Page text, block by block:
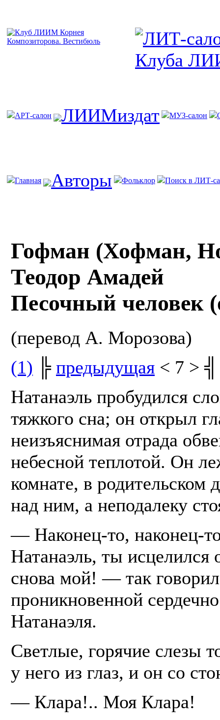
АРТ-салон ЛИИМиздат МУЗ-салон
Главная Авторы Фольклор Поиск в ЛИТ-
Гофман (Хофман,
Теодор Амадей
Песочный человек
(перевод А. Морозова)
(1) ╠ предыдущая < 7 >
Натанаэль пробудился
тяжкого сна; он открыл
неизъяснимая отрада
небесной теплотой. Он
комнате, в родительском
над ним, а неподалеку
— Наконец-то, наконец-
Натанаэль, ты
снова мой! — так
проникновенной
Натанаэля.
Светлые, горячие слезы
у него из глаз, и он со
— Клара!.. Моя Клара!